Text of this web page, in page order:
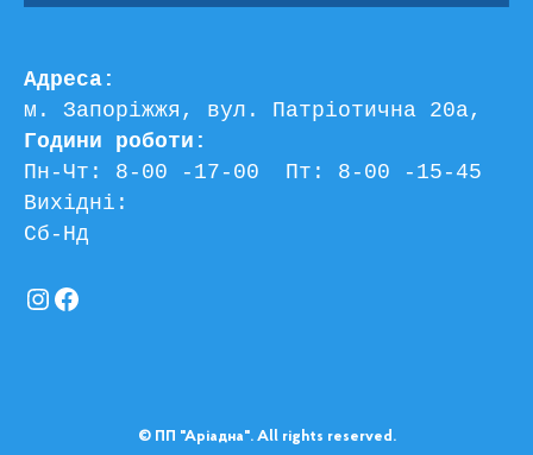
Адреса:
м. Запоріжжя, вул. Патріотична 20а,
Години роботи:
Пн-Чт: 8-00 -17-00  Пт: 8-00 -15-45
Вихідні:
Сб-Нд
Instagram
Facebook
© ПП "Аріадна". All rights reserved.